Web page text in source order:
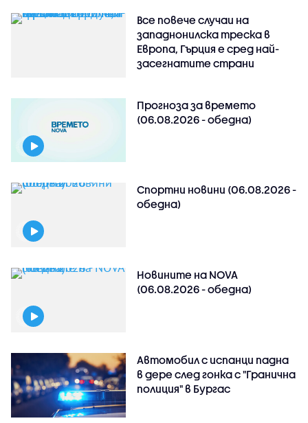
Все повече случаи на
западнонилска треска в
Европа, Гърция е сред най-
засегнатите страни
Прогноза за времето
(06.08.2026 - обедна)
Спортни новини (06.08.2026 -
обедна)
Новините на NOVA
(06.08.2026 - обедна)
Автомобил с испанци падна
в дере след гонка с "Гранична
полиция" в Бургас